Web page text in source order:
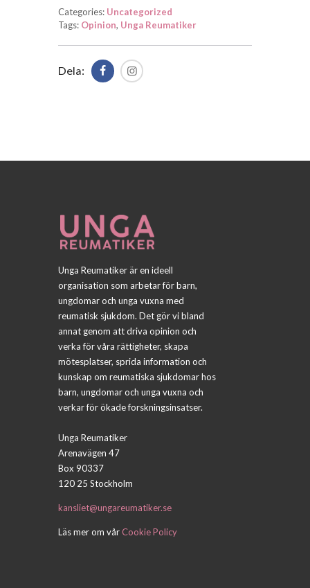
Categories: Uncategorized
Tags: Opinion, Unga Reumatiker
Dela:
Unga Reumatiker är en ideell
organisation som arbetar för barn,
ungdomar och unga vuxna med
reumatisk sjukdom. Det gör vi bland
annat genom att driva opinion och
verka för våra rättigheter, skapa
mötesplatser, sprida information och
kunskap om reumatiska sjukdomar hos
barn, ungdomar och unga vuxna och
verkar för ökade forskningsinsatser.
Unga Reumatiker
Arenavägen 47
Box 90337
120 25 Stockholm
kansliet@ungareumatiker.se
Läs mer om vårCookie Policy